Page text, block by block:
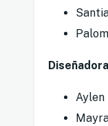
Aylen